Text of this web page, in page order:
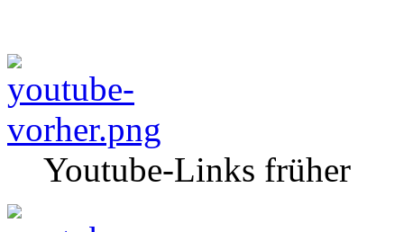
Youtube-Links früher